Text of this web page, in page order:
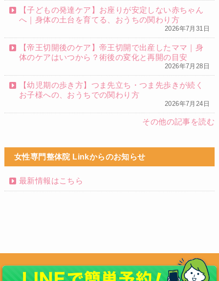
【子どもの発達ケア】お座りが安定しない赤ちゃん
へ｜身体の土台を育てる、おうちの関わり方
2026年7月31日
【帝王切開後のケア】帝王切開で出産したママ｜身
体のケアはいつから？術後の変化と再開の目安
2026年7月28日
【幼児期の歩き方】つま先立ち・つま先歩きが続く
お子様への、おうちでの関わり方
2026年7月24日
その他の記事を読む
女性専門整体院 Linkからのお知らせ
最新情報はこちら